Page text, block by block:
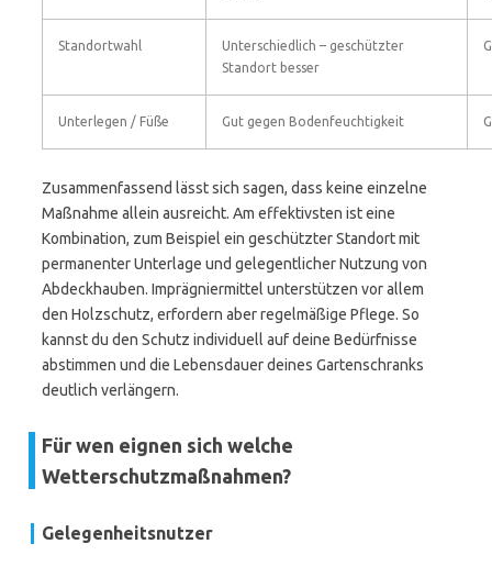
Standortwahl
Unterschiedlich – geschützter
Standort besser
Unterlegen / Füße Gut gegen Bodenfeuchtigkeit
Zusammenfassend lässt sich sagen, dass keine einzelne
Maßnahme allein ausreicht. Am effektivsten ist eine
Kombination, zum Beispiel ein geschützter Standort mit
permanenter Unterlage und gelegentlicher Nutzung von
Abdeckhauben. Imprägniermittel unterstützen vor allem
den Holzschutz, erfordern aber regelmäßige Pflege. So
kannst du den Schutz individuell auf deine Bedürfnisse
abstimmen und die Lebensdauer deines Gartenschranks
deutlich verlängern.
Für wen eignen sich welche
Wetterschutzmaßnahmen?
Gelegenheitsnutzer